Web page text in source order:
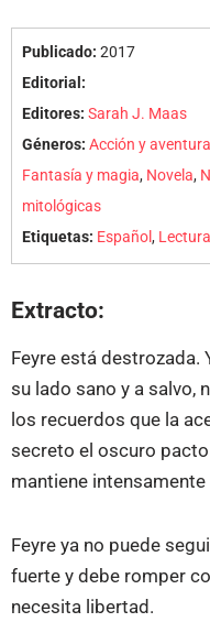
Publicado: 2017
Editorial:
Editores: Sarah J. Maas
Géneros: Acción y aventura
Fantasía y magia, Novela,
mitológicas
Etiquetas: Español,
Extracto:
Feyre está destrozada.
su lado sano y a salvo,
los recuerdos que la
secreto el oscuro pacto
mantiene
Feyre ya no puede
fuerte y debe romper
necesita libertad.